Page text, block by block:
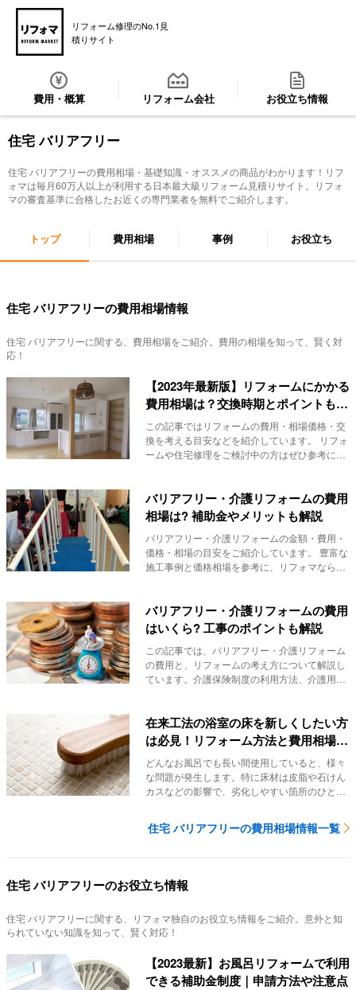
リフォーム修理のNo.1見
積りサイト
費用・概算 リフォーム会社 お役立ち情報
住宅 バリアフリー
住宅 バリアフリーの費用相場・基礎知識・オススメの商品がわかります！リフ
ォマは毎月60万人以上が利用する日本最大級リフォーム見積りサイト。リフォ
マの審査基準に合格したお近くの専門業者を無料でご紹介します。
トップ 費用相場 事例 お役立ち
住宅 バリアフリーの費用相場情報
住宅 バリアフリーに関する、費用相場をご紹介。費用の相場を知って、賢く対
応！
【2023年最新版】リフォームにかかる
費用相場は？交換時期とポイントも併
せてご紹介
この記事ではリフォームの費用・相場価格・交
換を考える目安などを紹介しています。 リフォ
ームや住宅修理をご検討中の方はぜひ参考にし
バリアフリー・介護リフォームの費用
相場は? 補助金やメリットも解説
バリアフリー・介護リフォームの金額・費用・
価格・相場の目安をご紹介しています。 豊富な
施工事例と価格相場を参考に、リフォマなら、
バリアフリー・介護リフォームの費用
はいくら? 工事のポイントも解説
この記事では、バリアフリー・介護リフォーム
の費用と、リフォームの考え方について解説し
ています。介護保険制度の利用方法、介護用に
在来工法の浴室の床を新しくしたい方
は必見！リフォーム方法と費用相場を
解説
どんなお風呂でも長い間使用していると、様々
な問題が発生します。特に床材は皮脂や石けん
カスなどの影響で、劣化しやすい箇所のひとつ
住宅 バリアフリーの費用相場情報一覧
住宅 バリアフリーのお役立ち情報
住宅 バリアフリーに関する、リフォマ独自のお役立ち情報をご紹介。意外と知
られていない知識を知って、賢く対応！
【2023最新】お風呂リフォームで利用
できる補助金制度｜申請方法や注意点